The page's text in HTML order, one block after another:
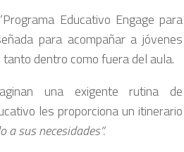
Educativo Engage para
para acompañar a jóvenes
dentro como fuera del aula.
una exigente rutina de
les proporciona un itinerario
a sus necesidades”.